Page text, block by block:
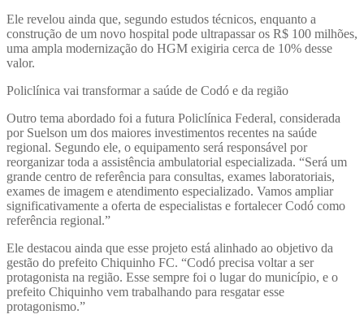
Ele revelou ainda que, segundo estudos técnicos, enquanto a
construção de um novo hospital pode ultrapassar os R$ 100 milhões,
uma ampla modernização do HGM exigiria cerca de 10% desse
valor.
Policlínica vai transformar a saúde de Codó e da região
Outro tema abordado foi a futura Policlínica Federal, considerada
por Suelson um dos maiores investimentos recentes na saúde
regional. Segundo ele, o equipamento será responsável por
reorganizar toda a assistência ambulatorial especializada. “Será um
grande centro de referência para consultas, exames laboratoriais,
exames de imagem e atendimento especializado. Vamos ampliar
significativamente a oferta de especialistas e fortalecer Codó como
referência regional.”
Ele destacou ainda que esse projeto está alinhado ao objetivo da
gestão do prefeito Chiquinho FC. “Codó precisa voltar a ser
protagonista na região. Esse sempre foi o lugar do município, e o
prefeito Chiquinho vem trabalhando para resgatar esse
protagonismo.”